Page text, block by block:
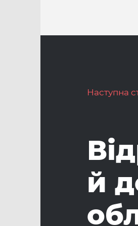
Наступна
й